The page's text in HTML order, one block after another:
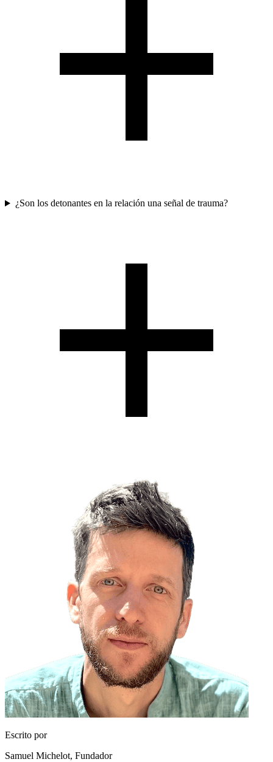
¿Son los detonantes en la relación una señal de trauma?
Escrito por
Samuel Michelot, Fundador